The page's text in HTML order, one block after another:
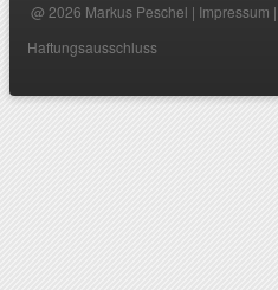
@ 2026 Markus Peschel | Impressum |
Haftungsausschluss